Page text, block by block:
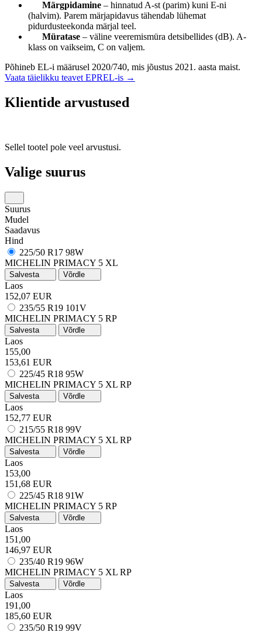
Märgpidamine – hinnatud A-st (parim) kuni E-ni
(halvim). Parem märjapidavus tähendab lühemat
pidurdusteekonda märjal teel.
Müratase – väline veeremismüra detsibellides (dB). A-
klass on vaikseim, C on valjem.
Põhineb EL-i määrusel 2020/740, mis jõustus 2021. aasta maist.
Vaata täielikku teavet EPREL-is →
Klientide arvustused
Sellel tootel pole veel arvustusi.
Valige suurus
Suurus
Mudel
Saadavus
Hind
225/50 R17 98W
MICHELIN PRIMACY 5 XL
Salvesta Võrdle
Laos
152,07 EUR
235/55 R19 101V
MICHELIN PRIMACY 5 RP
Salvesta Võrdle
Laos
155,00
153,61 EUR
225/45 R18 95W
MICHELIN PRIMACY 5 XL RP
Salvesta Võrdle
Laos
152,77 EUR
215/55 R18 99V
MICHELIN PRIMACY 5 XL RP
Salvesta Võrdle
Laos
153,00
151,68 EUR
225/45 R18 91W
MICHELIN PRIMACY 5 RP
Salvesta Võrdle
Laos
151,00
146,97 EUR
235/40 R19 96W
MICHELIN PRIMACY 5 XL RP
Salvesta Võrdle
Laos
191,00
185,60 EUR
235/50 R19 99V